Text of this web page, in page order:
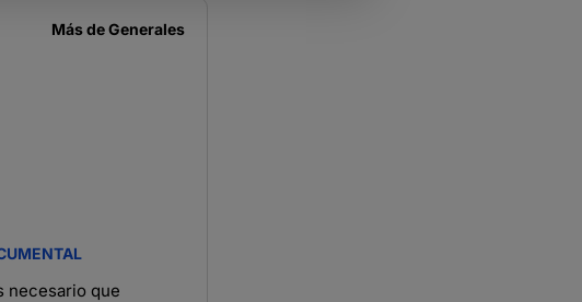
Más deGenerales
necesario que